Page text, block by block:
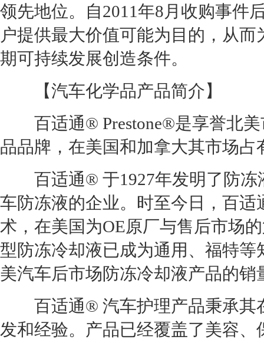
领先地位。自2011年8月收购事件
户提供最大价值可能为目的，从
期可持续发展创造条件。
【汽车化学品产品简介】
百适通® Prestone®是享誉北美
品品牌，在美国和加拿大其市场
百适通® 于1927年发明了防冻
车防冻液的企业。时至今日，百
术，在美国为OE原厂与售后市场
型防冻冷却液已成为通用、福特
美汽车后市场防冻冷却液产品的销
百适通® 汽车护理产品秉承其
发和经验。产品已经覆盖了美容